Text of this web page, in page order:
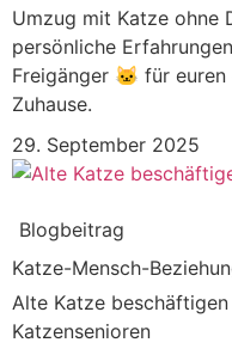
Umzug mit Katze ohne
persönliche
Freigänger 🐱 für
Zuhause.
29. September 2025
Blogbeitrag
Katze-Mensch-
Alte Katze
Katzensenioren